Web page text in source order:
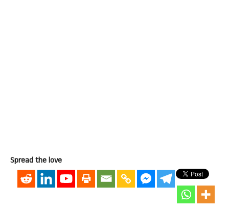
Spread the love